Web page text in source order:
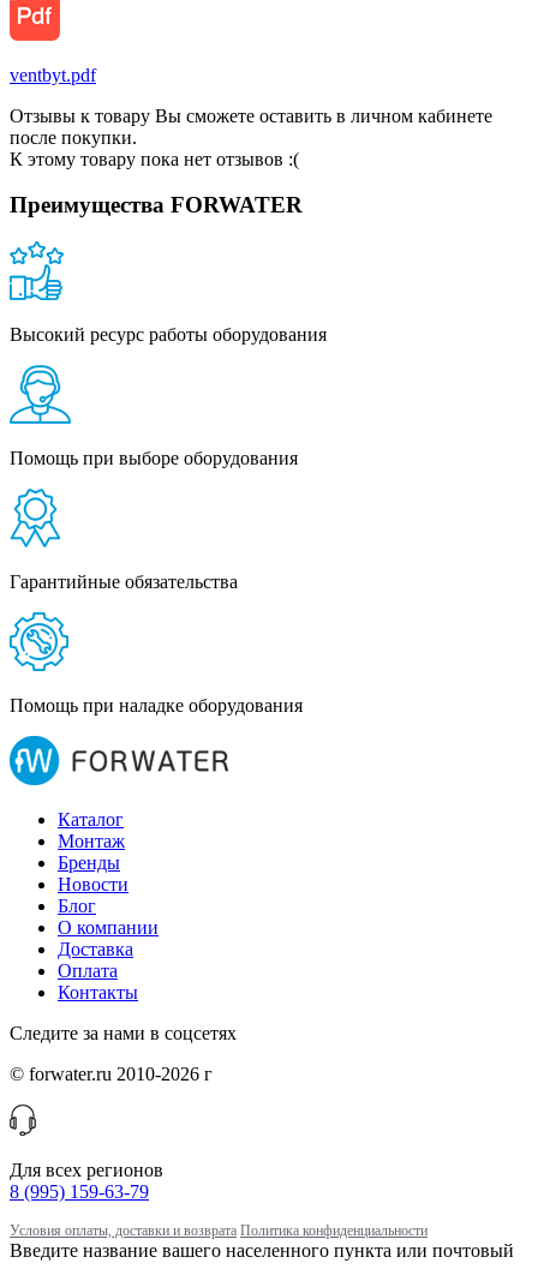
ventbyt.pdf
Отзывы к товару Вы сможете оставить в личном кабинете
после покупки.
К этому товару пока нет отзывов :(
Преимущества FORWATER
Высокий ресурс работы оборудования
Помощь при выборе оборудования
Гарантийные обязательства
Помощь при наладке оборудования
Каталог
Монтаж
Бренды
Новости
Блог
О компании
Доставка
Оплата
Контакты
Следите за нами в соцсетях
© forwater.ru 2010-2026 г
Для всех регионов
8 (995) 159-63-79
Условия оплаты, доставки и возврата Политика конфиденциальности
Введите название вашего населенного пункта или почтовый